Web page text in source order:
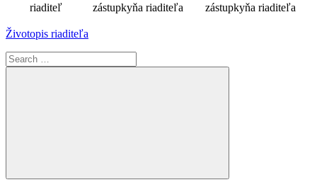
riaditeľ
zástupkyňa riaditeľa zástupkyňa riaditeľa
Životopis riaditeľa
Search
for:
Search